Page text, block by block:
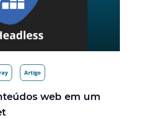
Artigo
web em um